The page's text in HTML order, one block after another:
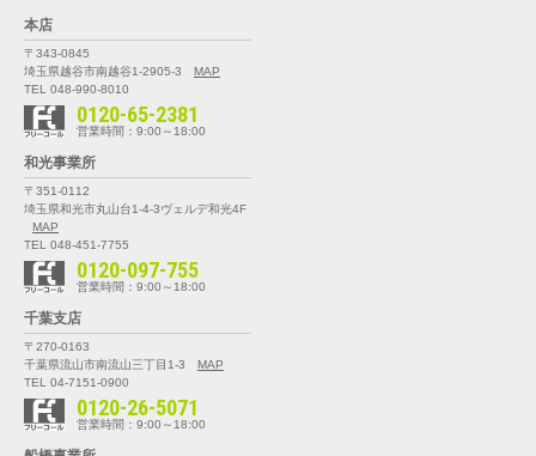
本店
〒343-0845
埼玉県越谷市南越谷1-2905-3
MAP
TEL 048-990-8010
0120-65-2381
営業時間：9:00～18:00
和光事業所
〒351-0112
埼玉県和光市丸山台1-4-3ヴェルデ和光4F
MAP
TEL 048-451-7755
0120-097-755
営業時間：9:00～18:00
千葉支店
〒270-0163
千葉県流山市南流山三丁目1-3
MAP
TEL 04-7151-0900
0120-26-5071
営業時間：9:00～18:00